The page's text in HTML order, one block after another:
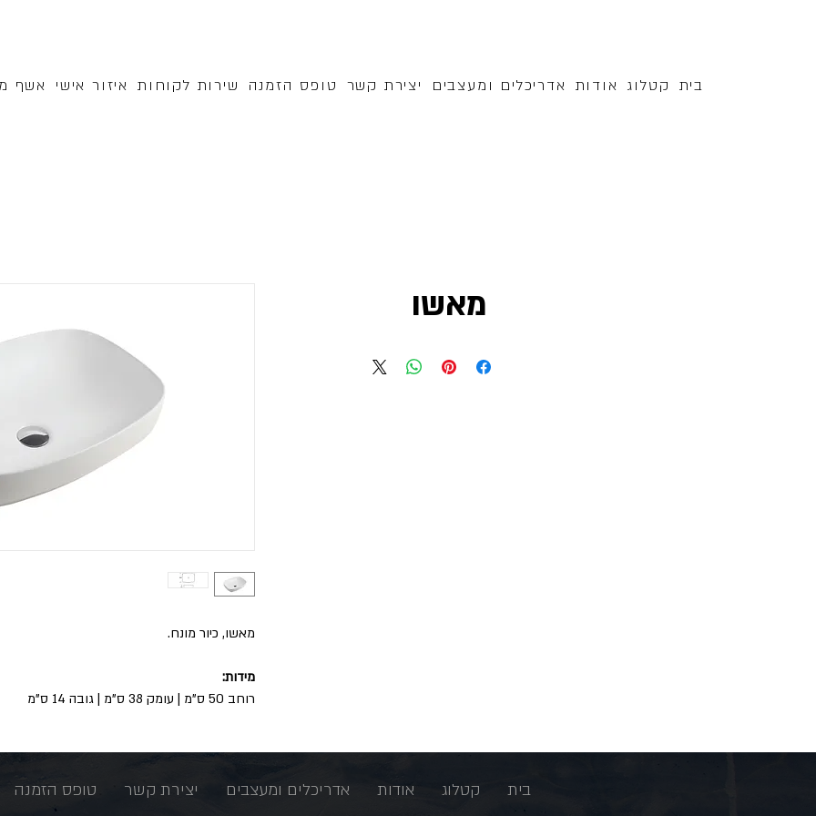
בית קטלוג אודות אדריכלים ומעצבים יצירת קשר טופס הזמנה שירות לקוחות איזור אישי אשף
מאשו, כיור מונח.
מידות:
רוחב 50 ס"מ | עומק 38 ס"מ | גובה 14 ס"מ
מאשו
בית קטלוג אודות אדריכלים ומעצבים יצירת קשר טופס הזמנה